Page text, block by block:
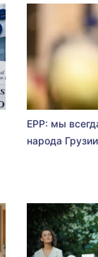
EPP: мы
народа Грузии